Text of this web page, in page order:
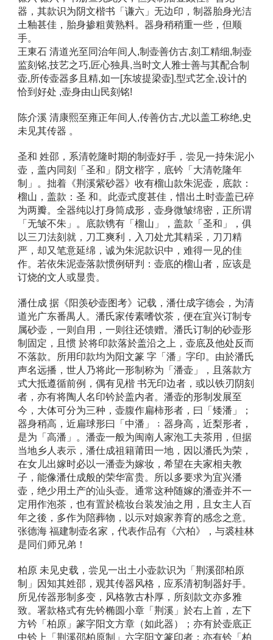
器，其款识为阴文楷书「谦六」无边印，制器胎身光洁
土釉甚佳，胎身掺粗黄熟料。器身稍稍重一些，但顺
手。
王東石 清道光至同治年间人,制壶善仿古,刻工精细,制壶
监刻铭,技艺之巧,匠心独具,当时文人雅士善与其配合制
壶,所传壶器多且精,如一[东坡提梁壶],型式艺全,设计的
恰到好处 ,壶身由山民刻铭!
陈介溪 清康熙至雍正年间人,传善仿古,尤以盖工称绝,史
未见其传器 。
圣和 姓邵，系清乾隆时期的制壶好手，尝见一持朱泥小
壶，盖内同刻「圣和」阴文楷字，底钤「大清乾隆年
制」。拙着《荆溪紫砂器》收有榴山款朱泥壶，底款：
榴山，盖款：圣 和。此壶式度甚佳，惜出土时壶盖已碎
为两瓣。全器纯以打身筒成形，壶身微皱绵密，正所谓
「无皱不朱」。底款镌有「榴山」，盖款「圣和」，俱
以三刀法刻就，刀工爽利，入刀处尤其精采，刀刀精
严，却又笔意延绵，诚为朱泥款识中，难得一见的佳
作。若依朱泥壶落款惯例研判：壶底的榴山者，应该是
订烧的文人或显贵。
潘仕成 据《阳羡砂壶图考》记载，潘仕成字德会，为清
道光广东番禺人。潘氏家传素嗜饮茶，便在宜兴订制专
属砂壶，一则自用，一则往还馈赠。潘氏订制的砂壶形
制固定，且惯 於将印款落於盖沿之上，壶底及他处反而
不落款。所用印款均为阳文篆 字「潘」字印。由於潘氏
声名远播，世人乃将此一形制称为「潘壶」，且落款方
式大抵遵循前例，偶有见楷 书无印边者，或以铁刃阴刻
者，亦有将陶人名印钤於盖内者。潘壶的形制发展至
今，大体可分为三种，壶腹作扁柿形者，曰「矮潘」；
器身稍高，近扁球形曰「中潘」﹔器身高，近梨形者，
是为「高潘」。潘壶一般为闽南人家泡工夫茶用，但据
当地乡人表示，潘仕成祖籍莆田一地，因以潘氏为荣，
在女儿出嫁时必以一潘壶为嫁妆，希望在夫家相夫教
子，能像潘仕成般的荣华富贵。所以多要求为宜兴潘
壶，绝少用土产的汕头壶。通常这种随嫁的潘壶并不一
定用作泡茶，也有置於梳妆台装发油之用，且女主人百
年之後，多作为陪葬物，以示对娘家养育的感念之意。
张德海 福建制壶名家，代表作品有《六柏》，与裘桂林
是同们师兄弟！
柏原 未见史载，尝见一出土小壶款识为「荆溪邵柏原
制」因知其姓邵，观其传器风格，应系清初制器好手。
所见传器形制多变，风格敦古朴厚，所刻款文亦多雅
致。署款格式有先钤椭圆小章「荆溪」於右上首，左下
方钤「柏原」篆字阳文方章（如此器）；亦有於壶底正
中钤上「荆溪邵柏原制」六字阳文篆印者；亦有钤「柏